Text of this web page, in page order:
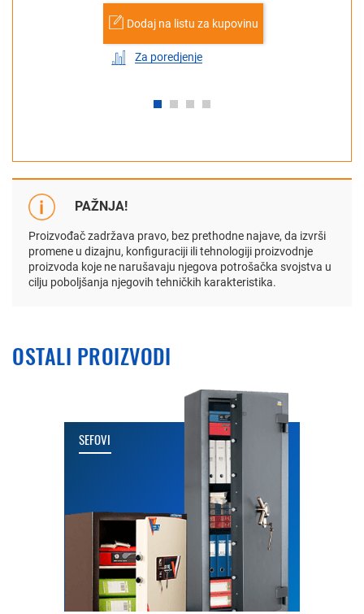
Dodaj na listu za kupovinu
Za poredjenje
PAŽNJA!
Proizvođač zadržava pravo, bez prethodne najave, da izvrši
promene u dizajnu, konfiguraciji ili tehnologiji proizvodnje
proizvoda koje ne narušavaju njegova potrošačka svojstva u
cilju poboljšanja njegovih tehničkih karakteristika.
OSTALI PROIZVODI
SEFOVI